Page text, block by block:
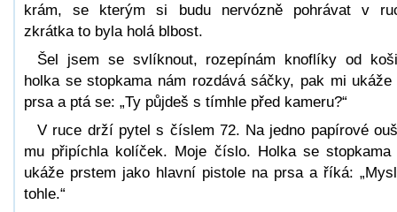
krám, se kterým si budu nervózně pohrávat v
zkrátka to byla holá blbost.
Šel jsem se svlíknout, rozepínám knoflíky od
holka se stopkama nám rozdává sáčky, pak mi ukáže
prsa a ptá se: „Ty půjdeš s tímhle před kameru?“
V ruce drží pytel s číslem 72. Na jedno papírové
mu připíchla kolíček. Moje číslo. Holka se stopkama
ukáže prstem jako hlavní pistole na prsa a říká:
tohle.“